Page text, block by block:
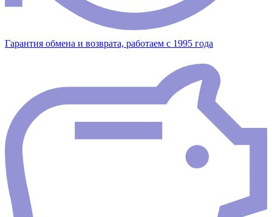
Гарантия обмена и возврата, работаем с 1995 года